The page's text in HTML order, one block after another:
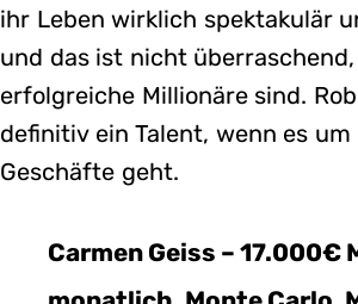
ihr Leben wirklich spektakulär
und das ist nicht
erfolgreiche Millionäre sind.
definitiv ein Talent, wenn es um
Geschäfte geht.
Carmen Geiss – 17.000€